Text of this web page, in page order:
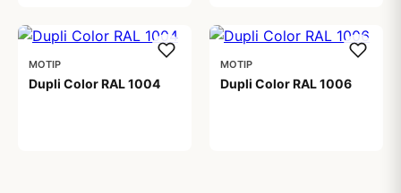
MOTIP
Dupli Color RAL 1004
MOTIP
Dupli Color RAL 1006